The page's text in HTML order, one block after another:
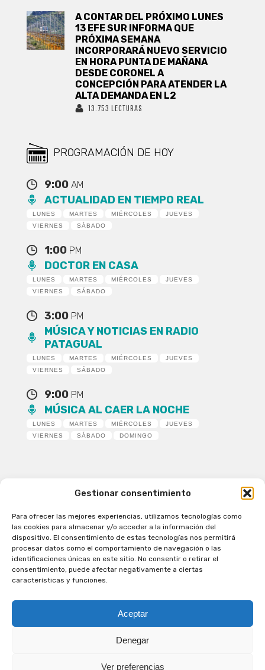
Gestionar consentimiento
Para ofrecer las mejores experiencias, utilizamos tecnologías como
las cookies para almacenar y/o acceder a la información del
dispositivo. El consentimiento de estas tecnologías nos permitirá
procesar datos como el comportamiento de navegación o las
identificaciones únicas en este sitio. No consentir o retirar el
consentimiento, puede afectar negativamente a ciertas
características y funciones.
Aceptar
Denegar
Ver preferencias
A CONTAR DEL PRÓXIMO LUNES
13 EFE SUR INFORMA QUE
PRÓXIMA SEMANA
INCORPORARÁ NUEVO SERVICIO
EN HORA PUNTA DE MAÑANA
DESDE CORONEL A
CONCEPCIÓN PARA ATENDER LA
ALTA DEMANDA EN L2
13.753 LECTURAS
PROGRAMACIÓN DE HOY
9:00 AM
ACTUALIDAD EN TIEMPO REAL
LUNES MARTES MIÉRCOLES
JUEVES
VIERNES
SÁBADO
1:00 PM
DOCTOR EN CASA
LUNES MARTES MIÉRCOLES
JUEVES
VIERNES
SÁBADO
3:00 PM
MÚSICA Y NOTICIAS EN RADIO
PATAGUAL
LUNES MARTES MIÉRCOLES
JUEVES
VIERNES
SÁBADO
9:00 PM
MÚSICA AL CAER LA NOCHE
LUNES MARTES MIÉRCOLES
JUEVES
VIERNES
SÁBADO DOMINGO
Patagual Radio Digital 2026 - Todos los derechos
reservados
la Radio de Verdad
Cobertura
Programación
Síguenos en nuestras Redes Sociales